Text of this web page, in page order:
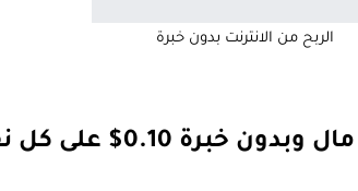
الربح من الانترنت بدون خبرة